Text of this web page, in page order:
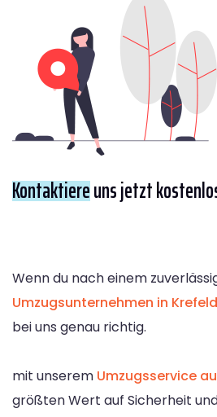
Kontaktiereuns jetzt
Wenn du nach einem
Umzugsunternehmen in Krefeld
bei uns genau richtig.
mit unserem Umzugsservice
größten Wert auf Sicherheit